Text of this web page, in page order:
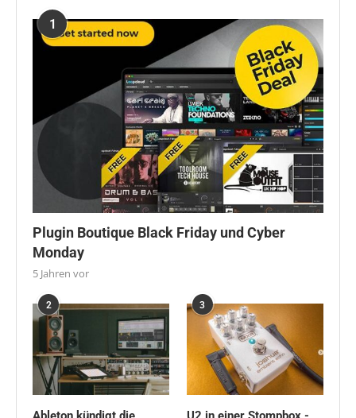
1
Plugin Boutique Black Friday und Cyber
Monday
5 Jahren vor
2 3